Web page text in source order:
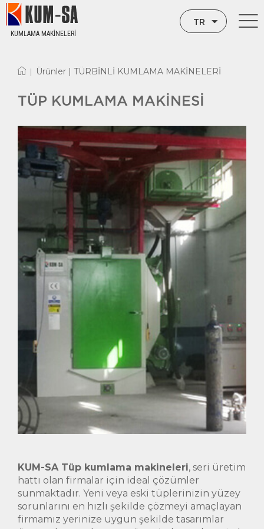
KUMLAMA MAKİNELERİ
TR
RU
| Ürünler | TÜRBİNLİ KUMLAMA MAKİNELERİ
TÜP KUMLAMA MAKİNESİ
KUM-SA Tüp kumlama makineleri, seri üretim
hattı olan firmalar için ideal çözümler
sunmaktadır. Yeni veya eski tüplerinizin yüzey
sorunlarını en hızlı şekilde çözmeyi amaçlayan
firmamız yerinize uygun şekilde tasarımlar